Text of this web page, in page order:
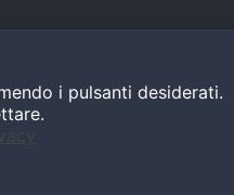
i pulsanti desiderati.